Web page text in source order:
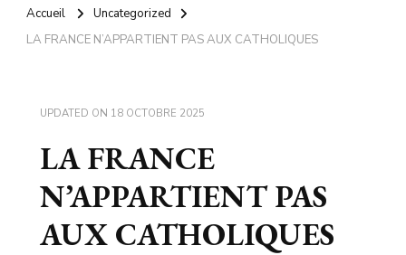
Accueil
Uncategorized
LA FRANCE N’APPARTIENT PAS AUX CATHOLIQUES
UPDATED ON 18 OCTOBRE 2025
LA FRANCE
N’APPARTIENT PAS
AUX CATHOLIQUES